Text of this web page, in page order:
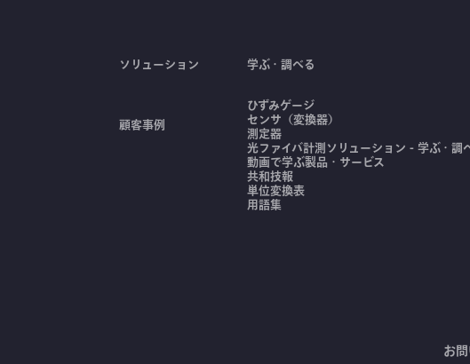
ソリューション
顧客事例
学ぶ・調べる
ひずみゲージ
センサ（変換器）
測定器
光ファイバ計測ソリューション - 学ぶ・調
動画で学ぶ製品・サービス
共和技報
単位変換表
用語集
お